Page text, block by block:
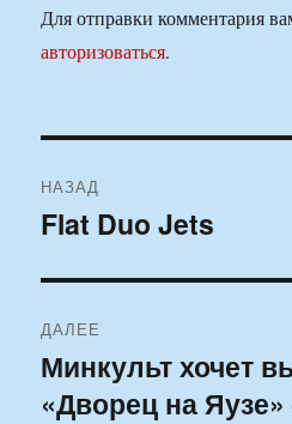
Для отправки комментария
авторизоваться.
по
НАЗАД
Предыдущая
Flat Duo Jets
ДАЛЕЕ
Следующая
запись:
Минкульт хочет
«Дворец на